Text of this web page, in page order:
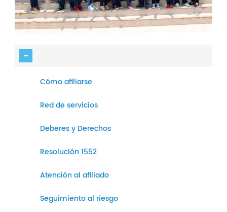
Cómo afiliarse
Red de servicios
Deberes y Derechos
Resolución 1552
Atención al afiliado
Seguimiento al riesgo